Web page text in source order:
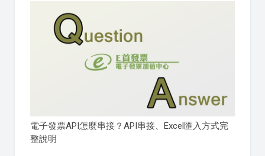
電子發票API怎麼串接？API串接、Excel匯入方式完
整說明